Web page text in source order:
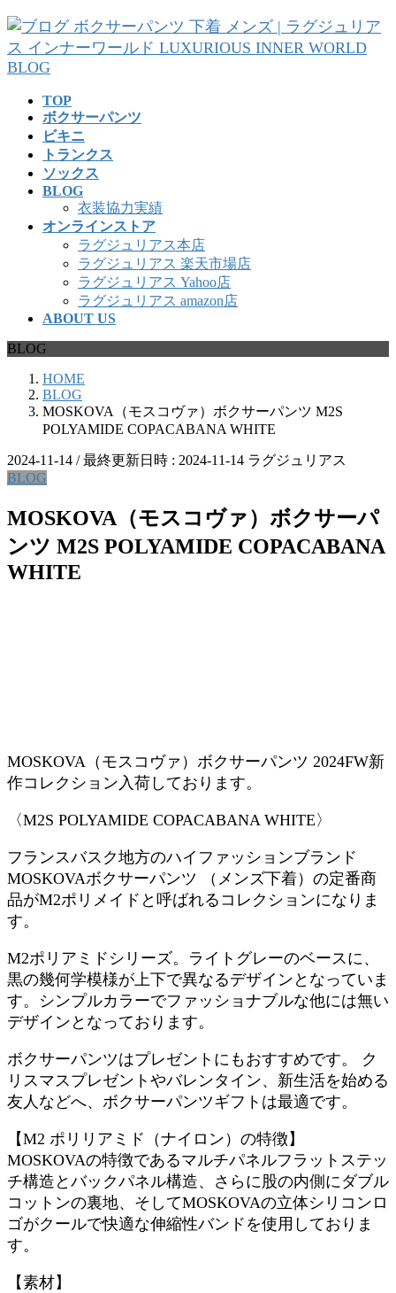
コ
ン
テ
ン
ナ
ビ
ゲ
ー
TOP
ボクサーパンツ
ビキニ
トランクス
ソックス
BLOG
衣装協力実績
オンラインストア
ラグジュリアス本店
ラグジュリアス 楽天市場店
ラグジュリアス Yahoo店
ラグジュリアス amazon店
ABOUT US
BLOG
HOME
BLOG
MOSKOVA（モスコヴァ）ボクサーパンツ M2S
POLYAMIDE COPACABANA WHITE
2024-11-14 / 最終更新日時 : 2024-11-14 ラグジュリアス
BLOG
MOSKOVA（モスコヴァ）ボクサーパ
ンツ M2S POLYAMIDE COPACABANA
WHITE
MOSKOVA（モスコヴァ）ボクサーパンツ 2024FW新
作コレクション入荷しております。
〈M2S POLYAMIDE COPACABANA WHITE〉
フランスバスク地方のハイファッションブランド
MOSKOVAボクサーパンツ （メンズ下着）の定番商
品がM2ポリメイドと呼ばれるコレクションになりま
す。
M2ポリアミドシリーズ。ライトグレーのベースに、
黒の幾何学模様が上下で異なるデザインとなっていま
す。シンプルカラーでファッショナブルな他には無い
デザインとなっております。
ボクサーパンツはプレゼントにもおすすめです。 ク
リスマスプレゼントやバレンタイン、新生活を始める
友人などへ、ボクサーパンツギフトは最適です。
【M2 ポリリアミド（ナイロン）の特徴】
MOSKOVAの特徴であるマルチパネルフラットステッ
チ構造とバックパネル構造、さらに股の内側にダブル
コットンの裏地、そしてMOSKOVAの立体シリコンロ
ゴがクールで快適な伸縮性バンドを使用しておりま
す。
【素材】